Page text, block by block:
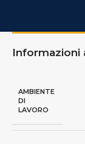
Informazioni
AMBIENTE
DI
LAVORO